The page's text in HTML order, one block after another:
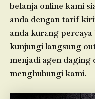
belanja online kami
anda dengan tarif
anda kurang
kunjungi langsung
menjadi agen daging
menghubungi kami.